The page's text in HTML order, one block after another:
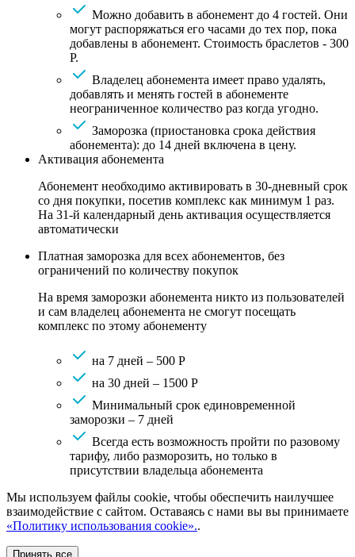
Можно добавить в абонемент до 4 гостей. Они
могут распоряжаться его часами до тех пор, пока
добавлены в абонемент. Стоимость браслетов - 300
Р.
Владелец абонемента имеет право удалять,
добавлять и менять гостей в абонементе
неограниченное количество раз когда угодно.
Заморозка (приостановка срока действия
абонемента): до 14 дней включена в цену.
Активация абонемента
Абонемент необходимо активировать в 30-дневный срок
со дня покупки, посетив комплекс как минимум 1 раз.
На 31-й календарный день активация осуществляется
автоматически
Платная заморозка для всех абонементов, без
ограничений по количеству покупок
На время заморозки абонемента никто из пользователей
и сам владелец абонемента не смогут посещать
комплекс по этому абонементу
на 7 дней – 500 Р
на 30 дней – 1500 Р
Минимальный срок единовременной
заморозки – 7 дней
Всегда есть возможность пройти по разовому
тарифу, либо разморозить, но только в
присутствии владельца абонемента
Мы используем файлы cookie, чтобы обеспечить наилучшее
взаимодействие с сайтом. Оставаясь с нами вы вы принимаете
«Политику использования cookie»..
Принять все